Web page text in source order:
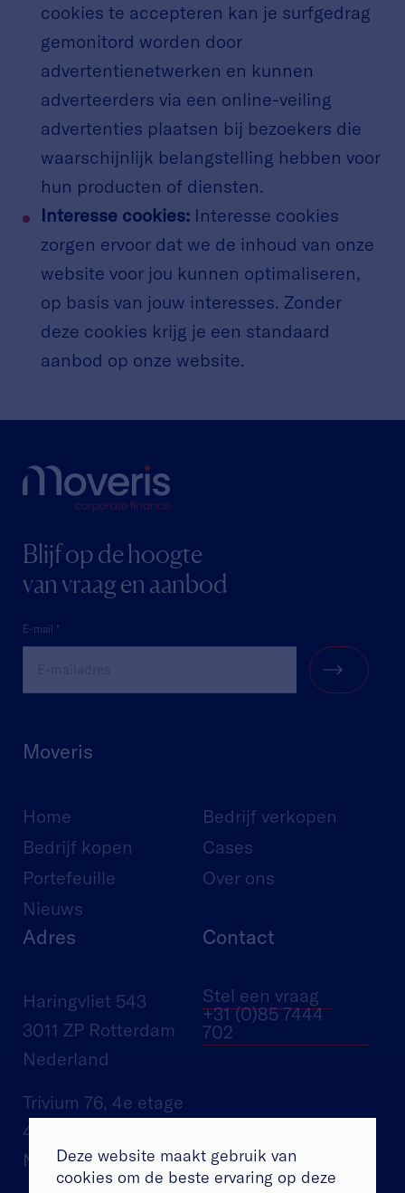
Deze website maakt gebruik van
cookies om de beste ervaring op deze
cookies te accepteren kan je surfgedrag
gemonitord worden door
advertentienetwerken en kunnen
adverteerders via een online-veiling
advertenties plaatsen bij bezoekers die
waarschijnlijk belangstelling hebben voor
hun producten of diensten.
Interesse cookies: Interesse cookies
zorgen ervoor dat we de inhoud van onze
website voor jou kunnen optimaliseren,
op basis van jouw interesses. Zonder
deze cookies krijg je een standaard
aanbod op onze website.
Blijf op de hoogte
van vraag en aanbod
Moveris
Home
Bedrijf verkopen
Bedrijf kopen
Cases
Portefeuille
Over ons
Nieuws
Adres
Haringvliet 543
3011 ZP Rotterdam
Nederland
Trivium 76, 4e etage
4873 LP Etten-Leur
Nederland
Contact
Stel een vraag
+31 (0)85 7444
702